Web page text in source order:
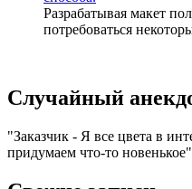
Разрабатывая макет
потребоваться
Случайный
Заказчик - Я все цвета в
придумаем что-то новенькое